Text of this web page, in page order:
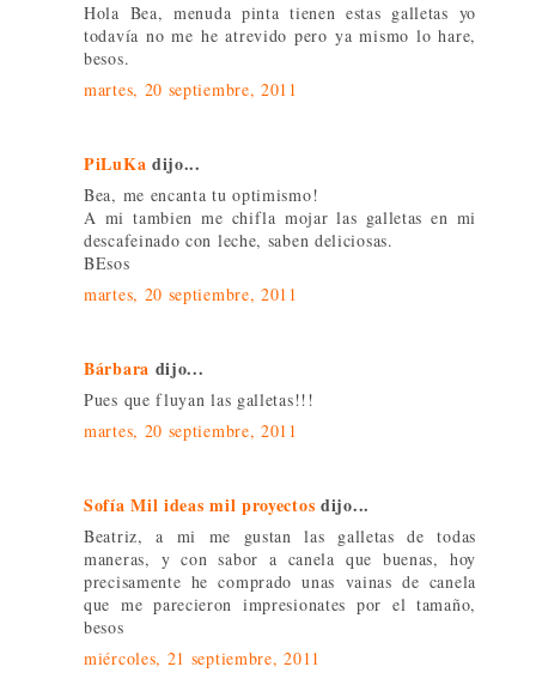
Hola Bea, menuda pinta tienen estas galletas yo
todavía no me he atrevido pero ya mismo lo hare,
besos.
martes, 20 septiembre, 2011
PiLuKa dijo...
Bea, me encanta tu optimismo!
A mi tambien me chifla mojar las galletas en mi
descafeinado con leche, saben deliciosas.
BEsos
martes, 20 septiembre, 2011
Bárbara dijo...
Pues que fluyan las galletas!!!
martes, 20 septiembre, 2011
Sofía Mil ideas mil proyectos dijo...
Beatriz, a mi me gustan las galletas de todas
maneras, y con sabor a canela que buenas, hoy
precisamente he comprado unas vainas de canela
que me parecieron impresionates por el tamaño,
besos
miércoles, 21 septiembre, 2011